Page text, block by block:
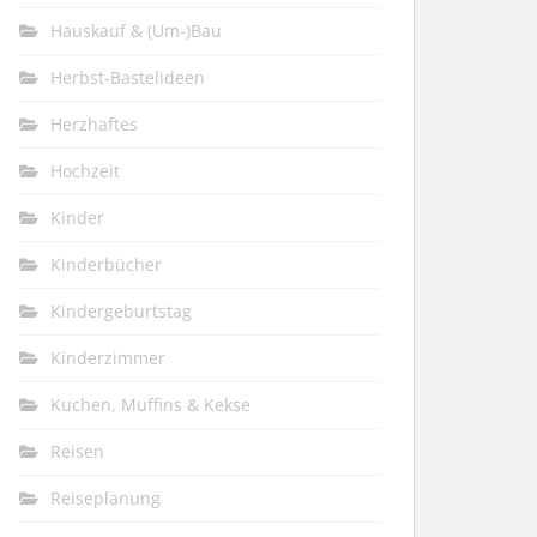
Hauskauf & (Um-)Bau
Herbst-Bastelideen
Herzhaftes
Hochzeit
Kinder
Kinderbücher
Kindergeburtstag
Kinderzimmer
Kuchen, Muffins & Kekse
Reisen
Reiseplanung